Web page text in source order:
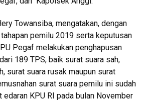
Towansiba, mengatakan, dengan
pemilu 2019 serta keputusan
Pegaf melakukan penghapusan
189 TPS, baik surat suara sah,
surat suara rusak maupun surat
surat suara pemilu ini sudah
edaran KPU RI pada bulan November